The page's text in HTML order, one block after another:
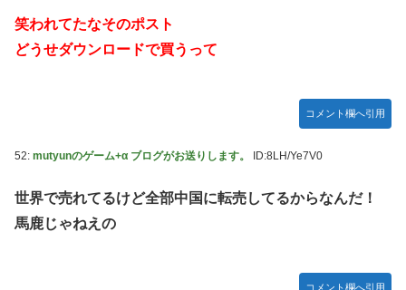
笑われてたなそのポスト
どうせダウンロードで買うって
コメント欄へ引用
52: mutyunのゲーム+α ブログがお送りします。 ID:8LH/Ye7V0
世界で売れてるけど全部中国に転売してるからなんだ！
馬鹿じゃねえの
コメント欄へ引用